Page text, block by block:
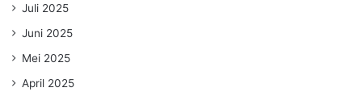
Juli 2025
Juni 2025
Mei 2025
April 2025